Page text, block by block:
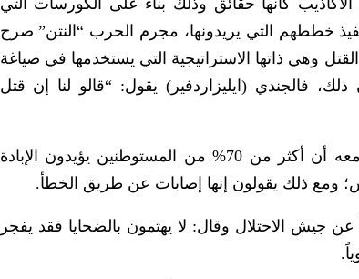
كأنها حقائق وذلك بناء على الكورسات التي
خططهم التي يريدونها، مجرم الحرب “النتن” صرح
وهي ذاتها الاستراتيجية التي يستخدمها في صياغة
فالجندي (ايليزاردفير) يقول: “قالو لنا إن قتل
المفكر الأمريكي اليهودي نورمان فنكلشتاين، أكد في مقابلة معه أن أكثر من 70% من المستوطنين يؤيدون الإبادة
ومع ذلك يقولون إنها إصابات عن طريق الخطأ.
جيش الاحتلال وقال: لا يهتمون بالضحايا فقد يفجر